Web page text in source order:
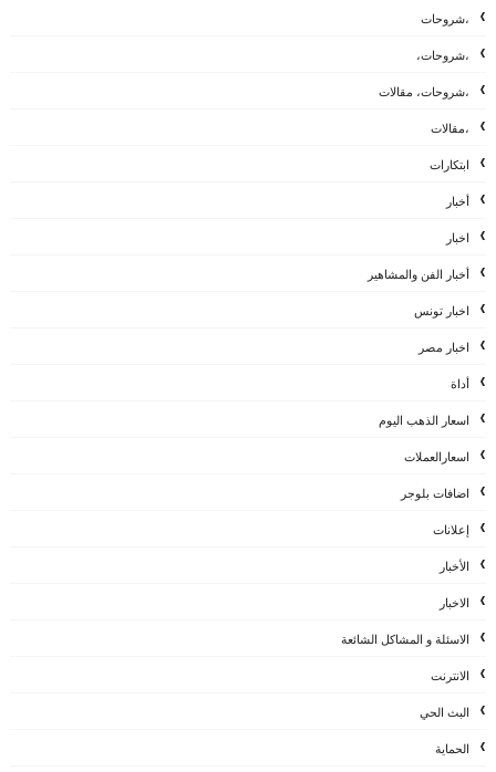
،شروحات
،شروحات،
،شروحات، مقالات
،مقالات
ابتكارات
أخبار
اخبار
أخبار الفن والمشاهير
اخبار تونس
اخبار مصر
أداة
اسعار الذهب اليوم
اسعارالعملات
اضافات بلوجر
إعلانات
الأخبار
الاخبار
الاسئلة و المشاكل الشائعة
الانترنت
البث الحي
الحماية